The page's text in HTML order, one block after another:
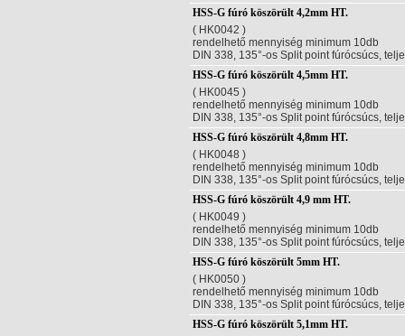
HSS-G fúró köszörült 4,2mm HT.
( HK0042 )
rendelhető mennyiség minimum 10db
DIN 338, 135°-os Split point fúrócsúcs,
HSS-G fúró köszörült 4,5mm HT.
( HK0045 )
rendelhető mennyiség minimum 10db
DIN 338, 135°-os Split point fúrócsúcs,
HSS-G fúró köszörült 4,8mm HT.
( HK0048 )
rendelhető mennyiség minimum 10db
DIN 338, 135°-os Split point fúrócsúcs,
HSS-G fúró köszörült 4,9 mm HT.
( HK0049 )
rendelhető mennyiség minimum 10db
DIN 338, 135°-os Split point fúrócsúcs,
HSS-G fúró köszörült 5mm HT.
( HK0050 )
rendelhető mennyiség minimum 10db
DIN 338, 135°-os Split point fúrócsúcs,
HSS-G fúró köszörült 5,1mm HT.